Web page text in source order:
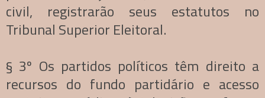
civil, registrarão seus estatutos no
Tribunal Superior Eleitoral.
§ 3º Os partidos políticos têm direito a
recursos do fundo partidário e acesso